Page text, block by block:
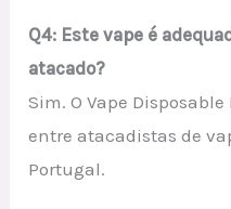
Q4: Este vape é
atacado?
Sim. O Vape Disposable
entre atacadistas de
Portugal.